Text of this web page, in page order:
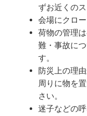
ずお近くの
会場にクロ
荷物の管理
難・事故に
す。
防災上の理
周りに物を
さい。
迷子などの